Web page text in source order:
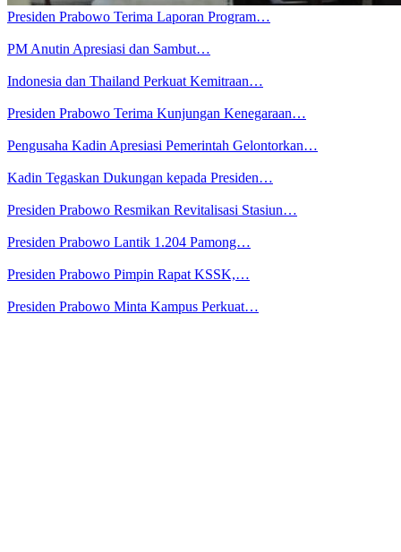
Presiden Prabowo Terima Laporan Program…
PM Anutin Apresiasi dan Sambut…
Indonesia dan Thailand Perkuat Kemitraan…
Presiden Prabowo Terima Kunjungan Kenegaraan…
Pengusaha Kadin Apresiasi Pemerintah Gelontorkan…
Kadin Tegaskan Dukungan kepada Presiden…
Presiden Prabowo Resmikan Revitalisasi Stasiun…
Presiden Prabowo Lantik 1.204 Pamong…
Presiden Prabowo Pimpin Rapat KSSK,…
Presiden Prabowo Minta Kampus Perkuat…